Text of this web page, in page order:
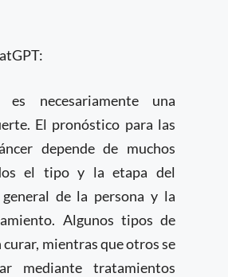
necesariamente una
El pronóstico para las
depende de muchos
el tipo y la etapa del
de la persona y la
Algunos tipos de
curar, mientras que otros se
mediante tratamientos